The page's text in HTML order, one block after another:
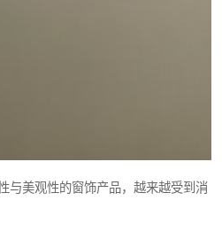
与美观性的窗饰产品，越来越受到消